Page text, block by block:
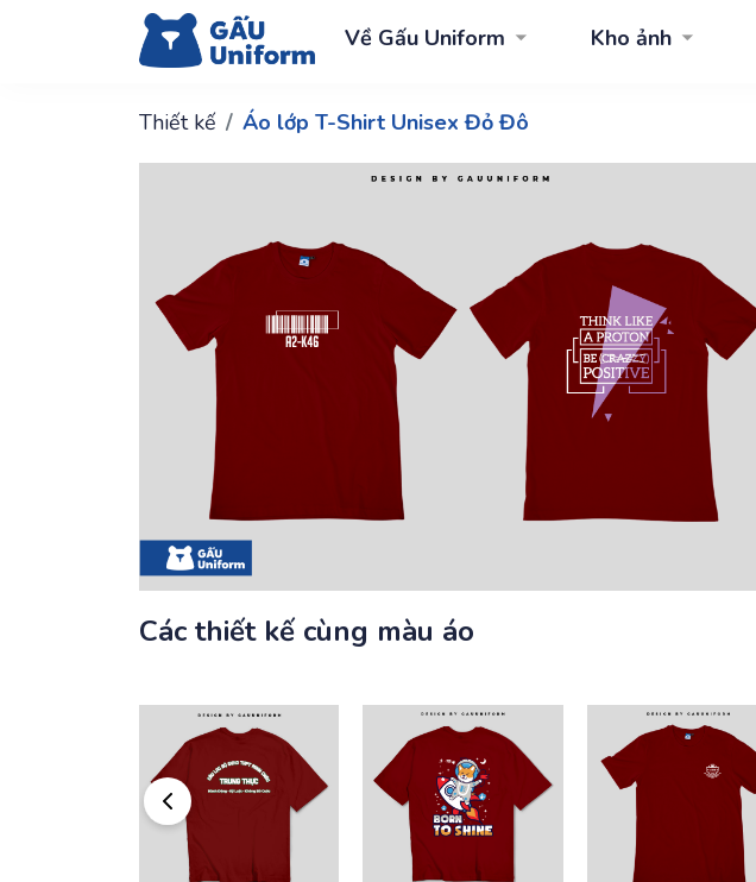
Về Gấu Uniform Kho ảnh
Thiết kế Áo lớp T-Shirt Unisex Đỏ Đô
Các thiết kế cùng màu áo